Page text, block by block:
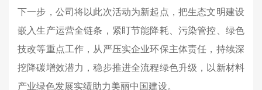
下一步，公司将以此次活动为新起点，把生态文明建设
嵌入生产运营全链条，紧盯节能降耗、污染管控、绿色
技改等重点工作，从严压实企业环保主体责任，持续深
挖降碳增效潜力，稳步推进全流程绿色升级，以新材料
产业绿色发展实绩助力美丽中国建设。